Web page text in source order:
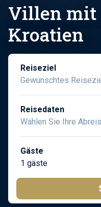
Villen mit
Kroatien
Reiseziel
Reisedaten
Gäste
1 gäste